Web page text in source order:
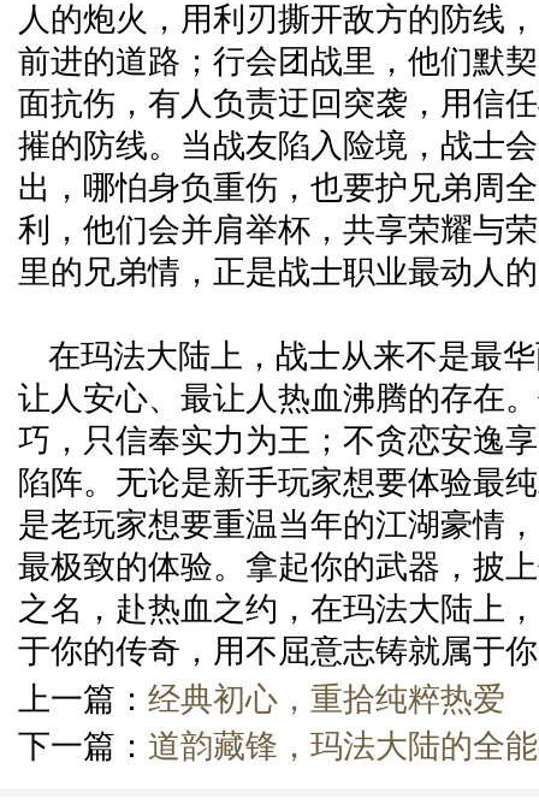
人的炮火，用利刃撕开敌方的防线
前进的道路；行会团战里，他们默
面抗伤，有人负责迂回突袭，用信
摧的防线。当战友陷入险境，战士
出，哪怕身负重伤，也要护兄弟周
利，他们会并肩举杯，共享荣耀与
里的兄弟情，正是战士职业最动人
在玛法大陆上，战士从来不是最
让人安心、最让人热血沸腾的存在
巧，只信奉实力为王；不贪恋安逸
陷阵。无论是新手玩家想要体验最
是老玩家想要重温当年的江湖豪情
最极致的体验。拿起你的武器，披
之名，赴热血之约，在玛法大陆上
于你的传奇，用不屈意志铸就属于
上一篇： 经典初心，重拾纯粹热爱
下一篇： 道韵藏锋，玛法大陆的全